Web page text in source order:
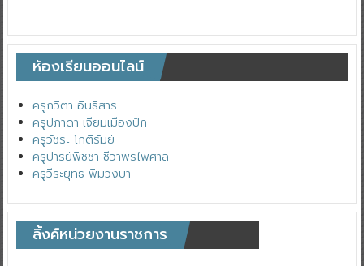
ห้องเรียนออนไลน์
ครูกวิตา อินธิสาร
ครูปภาดา เจียมเมืองปัก
ครูวัชระ โกติรัมย์
ครูปารย์พิชชา ชีวาพรไพศาล
ครูวีระยุทธ พิมวงษา
ลิ้งค์หน่วยงานราชการ